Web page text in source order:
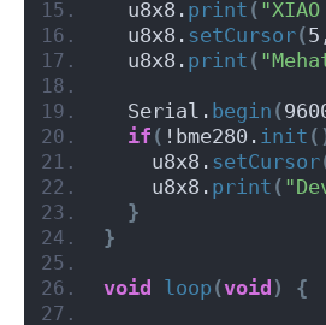
  u8x8.
print ( "XIAO
  u8x8.
setCursor(
  u8x8.
print (
  Serial.
begin (
if ( !bme280. init
    u8x8.
setCursor
    u8x8.
print (
}
}
void loop (void ) {